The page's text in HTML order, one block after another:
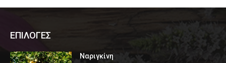
ΕΠΙΛΟΓΕΣ
Ναριγκίνη